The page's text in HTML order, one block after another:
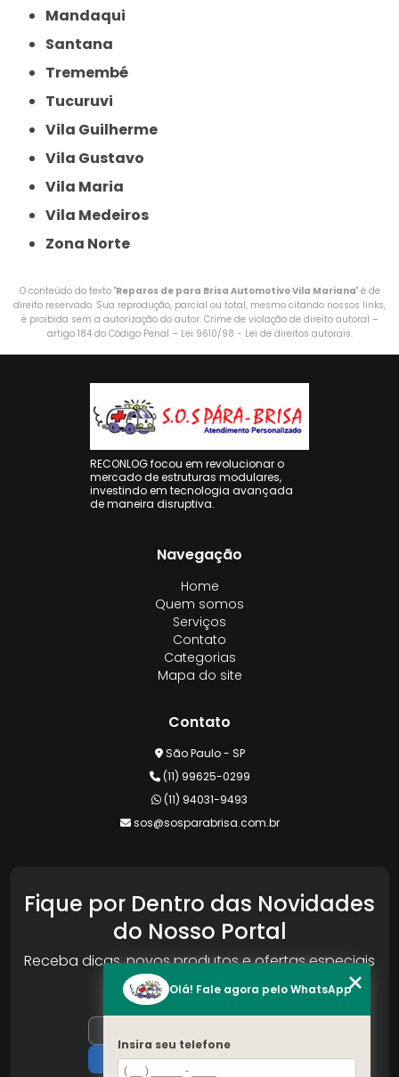
Mandaqui
Santana
Tremembé
Tucuruvi
Vila Guilherme
Vila Gustavo
Vila Maria
Vila Medeiros
Zona Norte
O conteúdo do texto "Reparos de para Brisa Automotivo Vila Mariana" é de
direito reservado. Sua reprodução, parcial ou total, mesmo citando nossos links,
é proibida sem a autorização do autor. Crime de violação de direito autoral –
artigo 184 do Código Penal – Lei 9610/98 - Lei de direitos autorais.
RECONLOG focou em revolucionar o
mercado de estruturas modulares,
investindo em tecnologia avançada
de maneira disruptiva.
Navegação
Home
Quem somos
Serviços
Contato
Categorias
Mapa do site
Contato
São Paulo - SP
(11) 99625-0299
(11) 94031-9493
sos@sosparabrisa.com.br
Fique por Dentro das Novidades
do Nosso Portal
Receba dicas, novos produtos e ofertas especiais
da Reconlog
Olá! Fale agora pelo WhatsApp
Insira seu telefone